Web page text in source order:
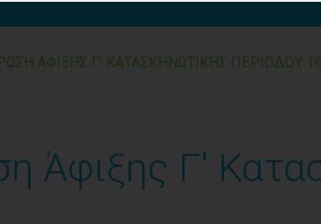
ΑΦΙΞΗΣ Γ' ΚΑΤΑΣΚΗΝΩΤΙΚΗΣ ΠΕΡΙΟΔΟΥ
Άφιξης Γ'